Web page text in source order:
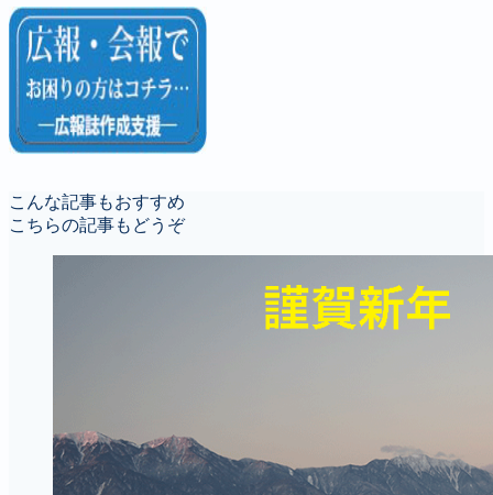
こんな記事もおすすめ
こちらの記事もどうぞ